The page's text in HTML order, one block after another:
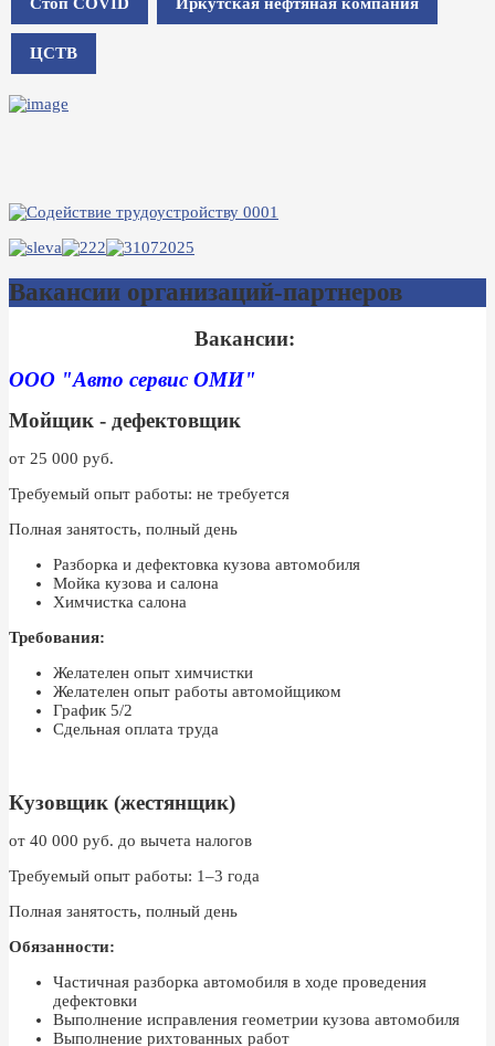
ЦСТВ
Вакансии организаций-партнеров
Вакансии:
ООО "Авто сервис ОМИ"
Мойщик - дефектовщик
от 25 000 руб.
Требуемый опыт работы: не требуется
Полная занятость, полный день
Разборка и дефектовка кузова автомобиля
Мойка кузова и салона
Химчистка салона
Требования:
Желателен опыт химчистки
Желателен опыт работы автомойщиком
График 5/2
Сдельная оплата труда
Кузовщик (жестянщик)
от 40 000 руб. до вычета налогов
Требуемый опыт работы: 1–3 года
Полная занятость, полный день
Обязанности:
Частичная разборка автомобиля в ходе проведения
дефектовки
Выполнение исправления геометрии кузова автомобиля
Выполнение рихтованных работ